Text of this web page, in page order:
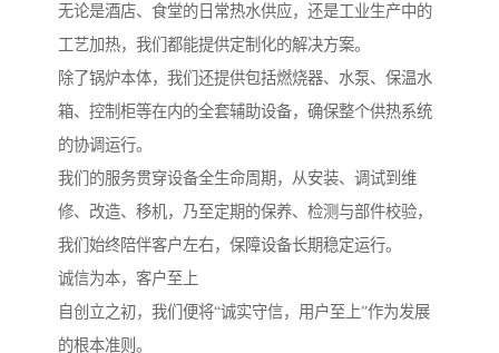
无论是酒店、食堂的日常热水供应，还是工业生产中的
工艺加热，我们都能提供定制化的解决方案。
除了锅炉本体，我们还提供包括燃烧器、水泵、保温水
箱、控制柜等在内的全套辅助设备，确保整个供热系统
的协调运行。
我们的服务贯穿设备全生命周期，从安装、调试到维
修、改造、移机，乃至定期的保养、检测与部件校验，
我们始终陪伴客户左右，保障设备长期稳定运行。
诚信为本，客户至上
自创立之初，我们便将“诚实守信，用户至上”作为发展
的根本准则。